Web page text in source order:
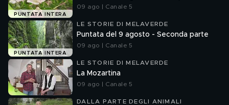
PUNTATA INTERA
09 ago | Canale 5
PUNTATA INTERA
LE STORIE DI MELAVERDE
Puntata del 9 agosto - Seconda parte
09 ago | Canale 5
LE STORIE DI MELAVERDE
La Mozartina
09 ago | Canale 5
DALLA PARTE DEGLI ANIMALI